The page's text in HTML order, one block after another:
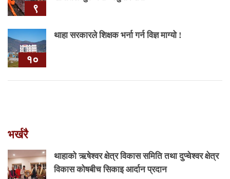
९
१०
थाहा सरकारले शिक्षक भर्ना गर्न विज्ञ माग्यो !
भर्खरै
थाहाको ऋषेश्वर क्षेत्र विकास समिति तथा दुप्चेश्वर क्षेत्र
विकास कोषबीच सिकाइ आर्दान प्रदान